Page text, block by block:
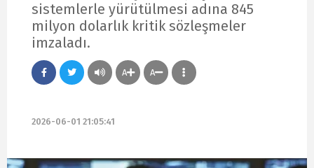
sistemlerle yürütülmesi adına 845
milyon dolarlık kritik sözleşmeler
imzaladı.
A A
2026-06-01 21:05:41